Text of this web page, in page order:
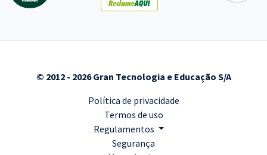
© 2012 - 2026 Gran Tecnologia e Educação S/A
Política de privacidade
Termos de uso
Regulamentos
Segurança